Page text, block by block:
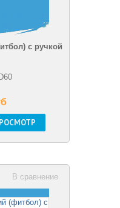
с ручкой
В сравнение